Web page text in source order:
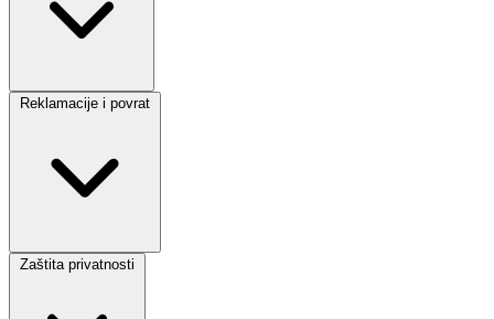
Reklamacije i povrat
Zaštita privatnosti